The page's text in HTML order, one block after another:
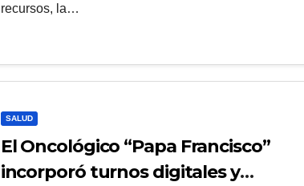
recursos, la…
SALUD
El Oncológico “Papa Francisco”
incorporó turnos digitales y